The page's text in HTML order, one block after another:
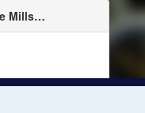
Mills…